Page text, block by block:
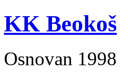
KK Beokoš
Osnovan 1998